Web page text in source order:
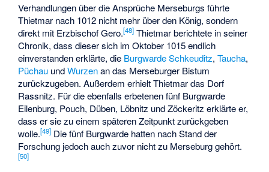
Verhandlungen über die Ansprüche Merseburgs führte
Thietmar nach 1012 nicht mehr über den König, sondern
direkt mit Erzbischof Gero.[48] Thietmar berichtete in seiner
Chronik, dass dieser sich im Oktober 1015 endlich
einverstanden erklärte, die Burgwarde Schkeuditz,Taucha,
Püchau undWurzenan das Merseburger Bistum
zurückzugeben. Außerdem erhielt Thietmar das Dorf
Rassnitz. Für die ebenfalls erbetenen fünf Burgwarde
Eilenburg, Pouch, Düben, Löbnitz und Zöckeritz erklärte er,
dass er sie zu einem späteren Zeitpunkt zurückgeben
wolle.[49] Die fünf Burgwarde hatten nach Stand der
Forschung jedoch auch zuvor nicht zu Merseburg gehört.
[50]